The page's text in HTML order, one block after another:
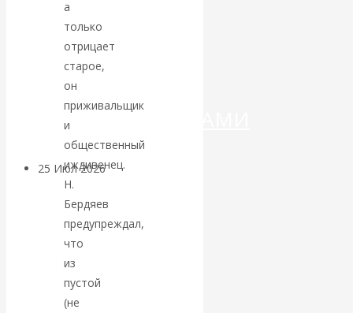
ДЕНЕГ»: КИТАЙ
ВЕДЁТ БОРЬБУ
КРИПТОВАЛЮТАМИ
25 Июл 2026Геополитика
Валентин
КАтасонов.
Может ли
а
только
отрицает
старое,
он
приживальщик
и
общественный
иждивенец.
Н.
Бердяев
предупреждал,
что
из
пустой
(не